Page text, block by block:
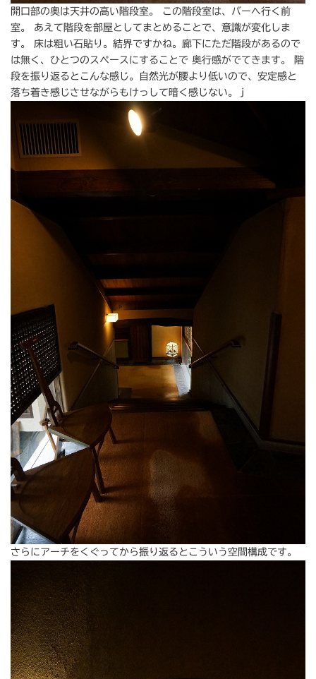
開口部の奥は天井の高い階段室。 この階段室は、バーへ行く前
室。 あえて階段を部屋としてまとめることで、意識が変化しま
す。 床は粗い石貼り。結界ですかね。廊下にただ階段があるので
は無く、ひとつのスペースにすることで 奥行感がでてきます。 階
段を振り返るとこんな感じ。自然光が腰より低いので、安定感と
落ち着き感じさせながらもけっして暗く感じない。ｊ
さらにアーチをくぐってから振り返るとこういう空間構成です。